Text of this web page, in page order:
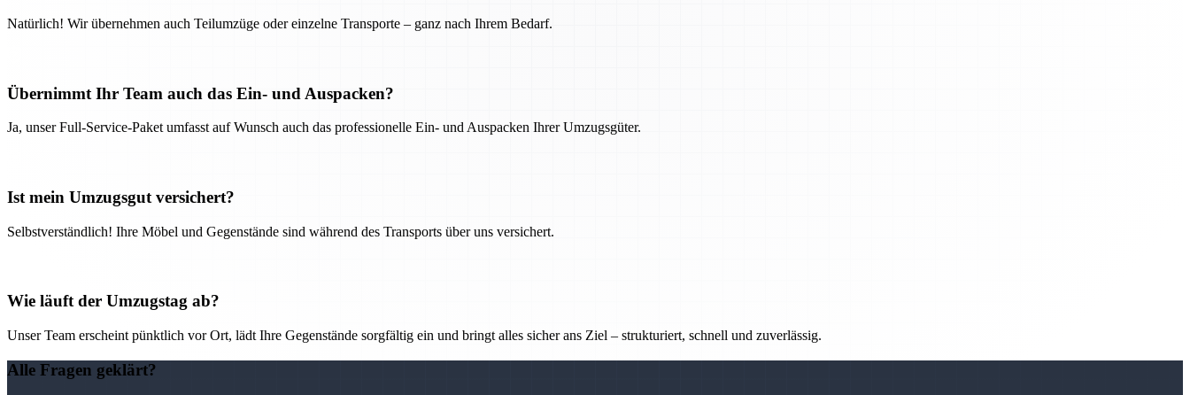
Natürlich! Wir übernehmen auch Teilumzüge oder einzelne Transporte – ganz nach Ihrem Bedarf.
Übernimmt Ihr Team auch das Ein- und Auspacken?
Ja, unser Full-Service-Paket umfasst auf Wunsch auch das professionelle Ein- und Auspacken Ihrer Umzugsgüter.
Ist mein Umzugsgut versichert?
Selbstverständlich! Ihre Möbel und Gegenstände sind während des Transports über uns versichert.
Wie läuft der Umzugstag ab?
Unser Team erscheint pünktlich vor Ort, lädt Ihre Gegenstände sorgfältig ein und bringt alles sicher ans Ziel – strukturiert, schnell und zuverlässig.
Alle Fragen geklärt?